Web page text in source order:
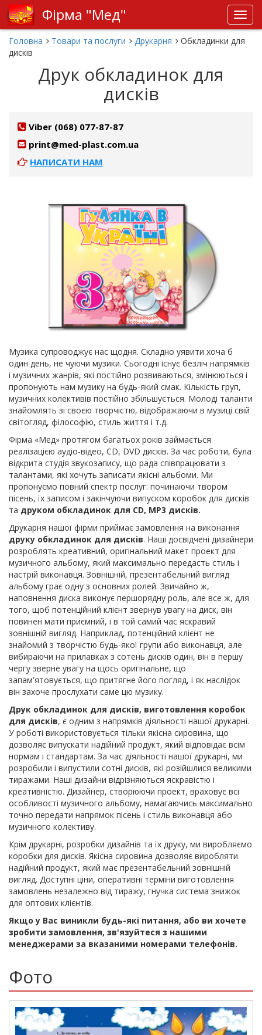
Фірма "Мед"
Головна Товари та послуги Друкарня
Обкладинки для
дисків
Друк обкладинок для
дисків
Viber (068) 077-87-87
print@med-plast.com.ua
НАПИСАТИ НАМ
Музика супроводжує нас щодня. Складно уявити хоча б
один день, не чуючи музики. Сьогодні існує безліч напрямків
і музичних жанрів, які постійно розвиваються, змінюються і
пропонують нам музику на будь-який смак. Кількість груп,
музичних колективів постійно збільшується. Молоді таланти
знайомлять зі своєю творчістю, відображаючи в музиці свій
світогляд, філософію, стиль життя і т.д.
Фірма «Мед» протягом багатьох років займається
реалізацією аудіо-відео, CD, DVD дисків. За час роботи, була
відкрита студія звукозапису, що рада співпрацювати з
талантами, які хочуть записати якісні альбоми. Ми
пропонуємо повний спектр послуг: починаючи твором
пісень, їх записом і закінчуючи випуском коробок для дисків
та друком обкладинок для CD, МР3 дисків.
Друкарня нашої фірми приймає замовлення на виконання
друку обкладинок для дисків. Наші досвідчені дизайнери
розроблять креативний, оригінальний макет проект для
музичного альбому, який максимально передасть стиль і
настрій виконавця. Зовнішній, презентабельний вигляд
альбому грає одну з основних ролей. Звичайно ж,
наповнення диска виконує першорядну роль, але все ж, для
того, щоб потенційний клієнт звернув увагу на диск, він
повинен мати приємний, і в той самий час яскравий
зовнішній вигляд. Наприклад, потенційний клієнт не
знайомий з творчістю будь-якої групи або виконавця, але
вибираючи на прилавках з сотень дисків один, він в першу
чергу зверне увагу на щось оригінальне, що
запам'ятовується, що притягне його погляд, і як наслідок
він захоче прослухати саме цю музику.
Друк обкладинок для дисків, виготовлення коробок
для дисків, є одним з напрямків діяльності нашої друкарні.
У роботі використовується тільки якісна сировина, що
дозволяє випускати надійний продукт, який відповідає всім
нормам і стандартам. За час діяльності нашої друкарні, ми
розробили і випустили сотні дисків, які розійшлися великими
тиражами. Наші дизайни відрізняються яскравістю і
креативністю. Дизайнер, створюючи проект, враховує всі
особливості музичного альбому, намагаючись максимально
точно передати напрямок пісень і стиль виконавця або
музичного колективу.
Крім друкарні, розробки дизайнів та їх друку, ми виробляємо
коробки для дисків. Якісна сировина дозволяє виробляти
надійний продукт, який має презентабельний зовнішній
вигляд. Доступні ціни, оперативні терміни виготовлення
замовлень незалежно від тиражу, гнучка система знижок
для оптових клієнтів.
Якщо у Вас виникли будь-які питання, або ви хочете
зробити замовлення, зв'язуйтеся з нашими
менеджерами за вказаними номерами телефонів.
Фото